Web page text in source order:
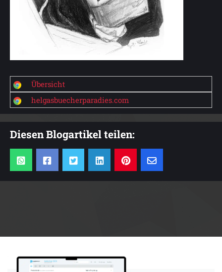
Übersicht
helgasbuecherparadies.com
Diesen Blogartikel teilen: